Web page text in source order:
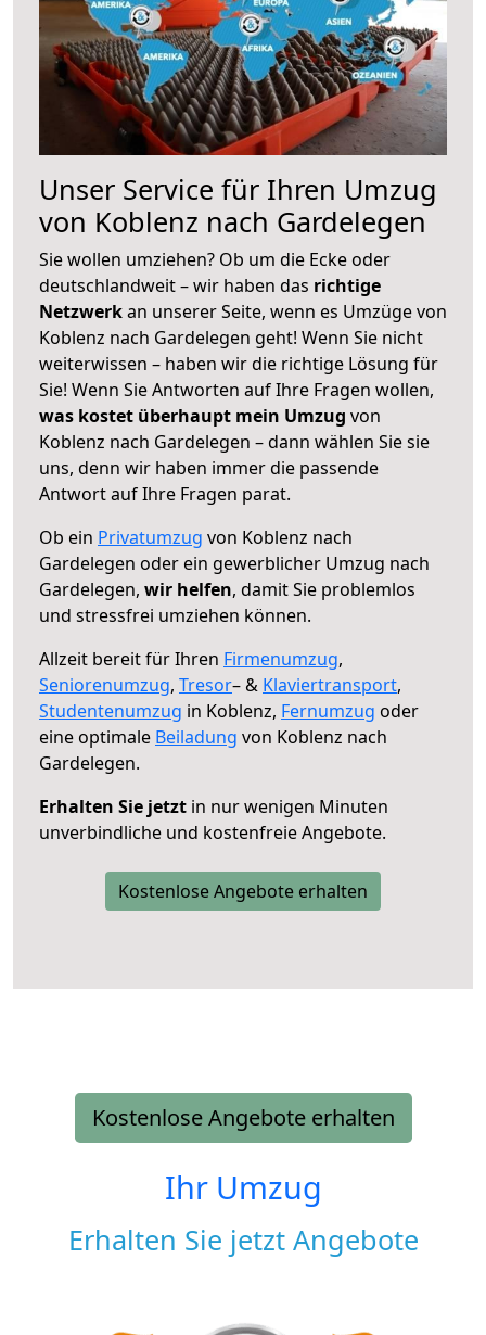
Unser Service für Ihren Umzug
von Koblenz nach Gardelegen
Sie wollen umziehen? Ob um die Ecke oder
deutschlandweit – wir haben das richtige
Netzwerkan unserer Seite, wenn es Umzüge von
Koblenz nach Gardelegen geht! Wenn Sie nicht
weiterwissen – haben wir die richtige Lösung für
Sie! Wenn Sie Antworten auf Ihre Fragen wollen,
was kostet überhaupt mein Umzug von
Koblenz nach Gardelegen – dann wählen Sie sie
uns, denn wir haben immer die passende
Antwort auf Ihre Fragen parat.
Ob ein Privatumzug von Koblenz nach
Gardelegen oder ein gewerblicher Umzug nach
Gardelegen, wir helfen, damit Sie problemlos
und stressfrei umziehen können.
Allzeit bereit für Ihren Firmenumzug,
Seniorenumzug, Tresor– & Klaviertransport,
Studentenumzug in Koblenz, Fernumzug oder
eine optimale Beiladung von Koblenz nach
Gardelegen.
Erhalten Sie jetzt in nur wenigen Minuten
unverbindliche und kostenfreie Angebote.
Kostenlose Angebote erhalten
Kostenlose Angebote erhalten
Ihr Umzug
Erhalten Sie jetzt Angebote